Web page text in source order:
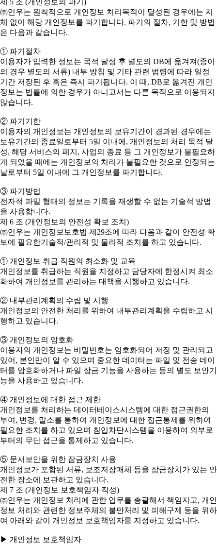
㈜연우는 원칙적으로 개인정보 처리목적이 달성된 경우에는 지
체 없이 해당 개인정보를 파기합니다. 파기의 절차, 기한 및 방법
은 다음과 같습니다.
① 파기절차
이용자가 입력한 정보는 목적 달성 후 별도의 DB에 옮겨져(종이
의 경우 별도의 서류) 내부 방침 및 기타 관련 법령에 따라 일정
기간 저장된 후 혹은 즉시 파기됩니다. 이 때, DB로 옮겨진 개인
정보는 법률에 의한 경우가 아니고서는 다른 목적으로 이용되지
않습니다.
② 파기기한
이용자의 개인정보는 개인정보의 보유기간이 경과된 경우에는
보유기간의 종료일로부터 5일 이내에, 개인정보의 처리 목적 달
성, 해당 서비스의 폐지, 사업의 종료 등 그 개인정보가 불필요하
게 되었을 때에는 개인정보의 처리가 불필요한 것으로 인정되는
날로부터 5일 이내에 그 개인정보를 파기합니다.
③ 파기방법
전자적 파일 형태의 정보는 기록을 재생할 수 없는 기술적 방법
을 사용합니다.
제 6 조 (개인정보의 안전성 확보 조치)
㈜연우는 개인정보보호법 제29조에 따라 다음과 같이 안전성 확
보에 필요한기술적/관리적 및 물리적 조치를 하고 있습니다.
① 개인정보 취급 직원의 최소화 및 교육
개인정보를 취급하는 직원을 지정하고 담당자에 한정시켜 최소
화하여 개인정보를 관리하는 대책을 시행하고 있습니다.
② 내부관리계획의 수립 및 시행
개인정보의 안전한 처리를 위하여 내부관리계획을 수립하고 시
행하고 있습니다.
③ 개인정보의 암호화
이용자의 개인정보는 비밀번호는 암호화되어 저장 및 관리되고
있어, 본인만이 알 수 있으며 중요한 데이터는 파일 및 전송 데이
터를 암호화하거나 파일 잠금 기능을 사용하는 등의 별도 보안기
능을 사용하고 있습니다.
④ 개인정보에 대한 접근 제한
개인정보를 처리하는 데이터베이스시스템에 대한 접근권한의
부여, 변경, 말소를 통하여 개인정보에 대한 접근통제를 위하여
필요한 조치를 하고 있으며 침입차단시스템을 이용하여 외부로
부터의 무단 접근을 통제하고 있습니다.
⑤ 문서보안을 위한 잠금장치 사용
개인정보가 포함된 서류, 보조저장매체 등을 잠금장치가 있는 안
전한 장소에 보관하고 있습니다.
제 7 조 (개인정보 보호책임자 작성)
㈜연우는 개인정보 처리에 관한 업무를 총괄해서 책임지고, 개인
정보 처리와 관련한 정보주체의 불만처리 및 피해구제 등을 위하
여 아래와 같이 개인정보 보호책임자를 지정하고 있습니다.
▶ 개인정보 보호책임자